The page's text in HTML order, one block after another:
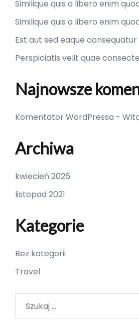
Similique quis a libero enim
Similique quis a libero enim
Est aut sed eaque
Perspiciatis velit quae
Najnowsze
Komentator WordPressa -
Archiwa
kwiecień 2026
listopad 2021
Kategorie
Bez kategorii
Travel